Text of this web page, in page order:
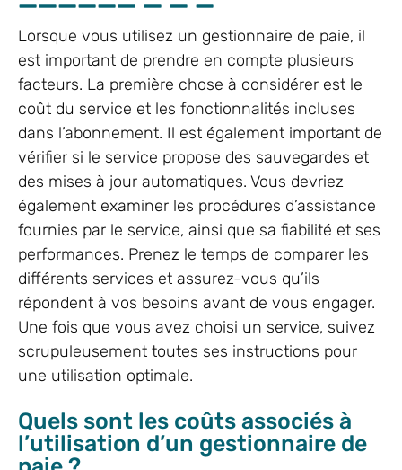
Lorsque vous utilisez un gestionnaire de paie, il
est important de prendre en compte plusieurs
facteurs. La première chose à considérer est le
coût du service et les fonctionnalités incluses
dans l’abonnement. Il est également important de
vérifier si le service propose des sauvegardes et
des mises à jour automatiques. Vous devriez
également examiner les procédures d’assistance
fournies par le service, ainsi que sa fiabilité et ses
performances. Prenez le temps de comparer les
différents services et assurez-vous qu’ils
répondent à vos besoins avant de vous engager.
Une fois que vous avez choisi un service, suivez
scrupuleusement toutes ses instructions pour
une utilisation optimale.
Quels sont les coûts associés à
l’utilisation d’un gestionnaire de